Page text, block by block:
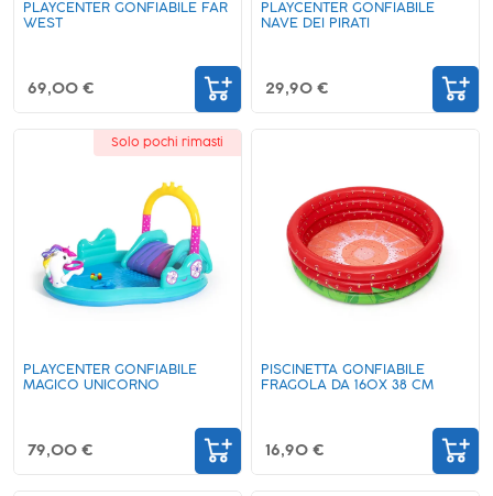
PLAYCENTER GONFIABILE FAR
WEST
69,00 €
PLAYCENTER GONFIABILE
NAVE DEI PIRATI
29,90 €
Solo pochi rimasti
PLAYCENTER GONFIABILE
MAGICO UNICORNO
79,00 €
PISCINETTA GONFIABILE
FRAGOLA DA 160X 38 CM
16,90 €